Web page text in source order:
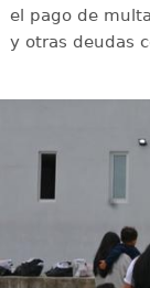
el pago de
y otras deudas